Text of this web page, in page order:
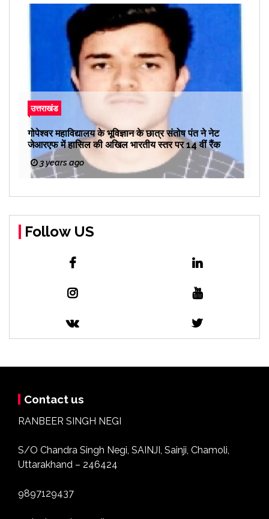
उत्तराखंड
गोपेश्वर महाविद्यालय के भूविज्ञान के छात्र संतोष पंत ने नेट
जेआरएफ में हासिल की अखिल भारतीय स्तर पर 14 वीं रैंक
3 years ago
Follow US
Contact us
RANBEER SINGH NEGI
S/O Chandra Singh Negi, SAINJI, Sainji, Chamoli,
Uttarakhand – 246424
9897129437